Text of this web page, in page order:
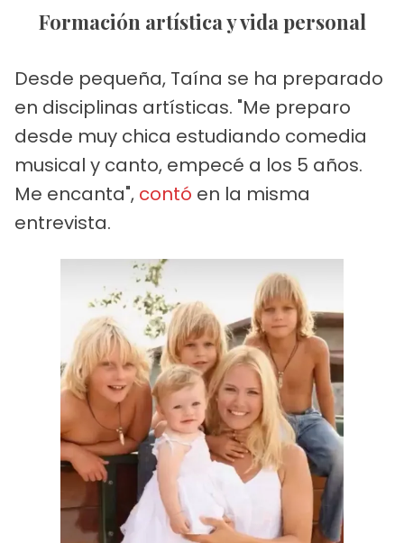
Formación artística y vida personal
Desde pequeña, Taína se ha preparado
en disciplinas artísticas. "Me preparo
desde muy chica estudiando comedia
musical y canto, empecé a los 5 años.
Me encanta", contó en la misma
entrevista.